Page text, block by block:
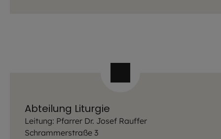
Abteilung Liturgie
Leitung: Pfarrer Dr. Josef Rauffer
Schrammerstraße 3